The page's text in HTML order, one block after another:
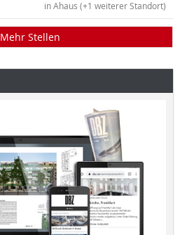
in Ahaus (+1 weiterer Standort)
Mehr Stellen